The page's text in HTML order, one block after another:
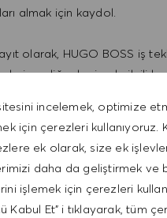
incelemek, optimize
için çerezleri kullanıyoruz.
ek olarak, size ek
daha da geliştirmek ve
işlemek için çerezleri
Kabul Et" i tıklayarak, tüm
almak için kaydol.
olarak, HUGO BOSS iş
ve diğer kariyerle ilgili
istediğim zaman,
bulunan bağlantıya
kabul ediyorum.
POLITIKASI'na uygun
kabul ediyorum.